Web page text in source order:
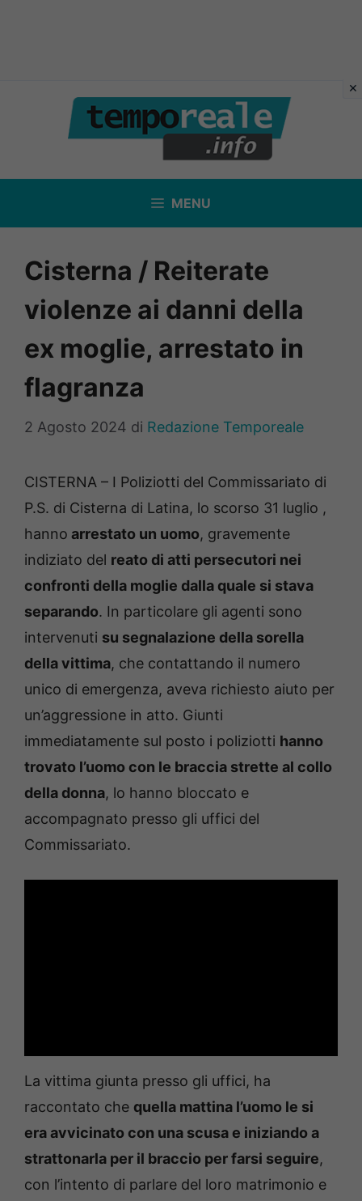
contenuto
MENU
Cisterna / Reiterate
violenze ai danni della
ex moglie, arrestato in
flagranza
2 Agosto 2024 di Redazione Temporeale
CISTERNA – I Poliziotti del Commissariato di
P.S. di Cisterna di Latina, lo scorso 31 luglio ,
hanno arrestato un uomo, gravemente
indiziato del reato di atti persecutori nei
confronti della moglie dalla quale si stava
separando. In particolare gli agenti sono
intervenuti su segnalazione della sorella
della vittima, che contattando il numero
unico di emergenza, aveva richiesto aiuto per
un’aggressione in atto. Giunti
immediatamente sul posto i poliziotti hanno
trovato l’uomo con le braccia strette al collo
della donna, lo hanno bloccato e
accompagnato presso gli uffici del
Commissariato.
La vittima giunta presso gli uffici, ha
raccontato che quella mattina l’uomo le si
era avvicinato con una scusa e iniziando a
strattonarla per il braccio per farsi seguire,
con l’intento di parlare del loro matrimonio e